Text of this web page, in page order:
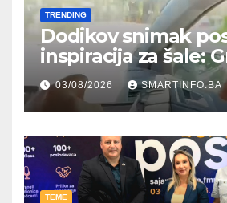
TRENDING
Dodikov snimak
inspiracija za šale:
kroz parodiju
03/08/2026 SMARTINFO.BA
TEME